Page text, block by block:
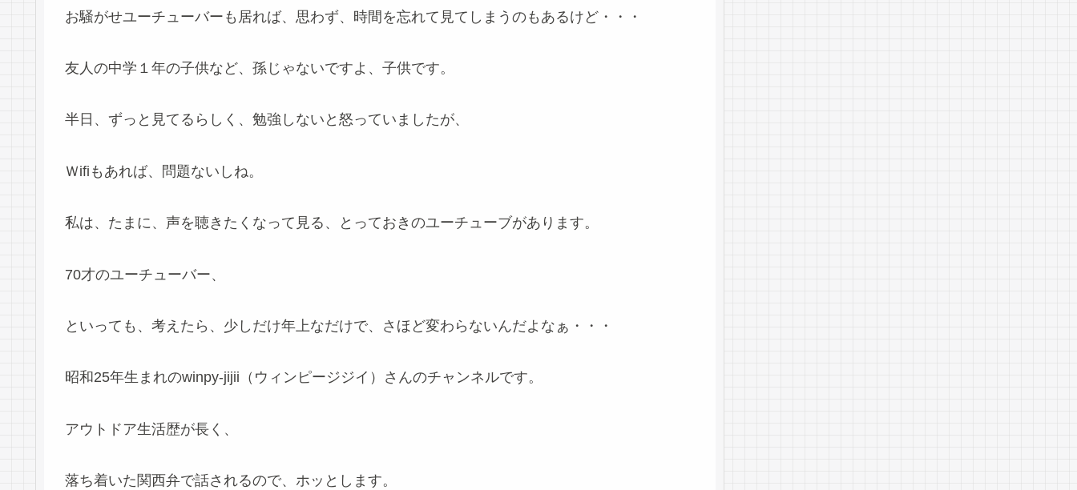
お騒がせユーチューバーも居れば、思わず、時間を忘れて見てしまうのもあるけど・・・
友人の中学１年の子供など、孫じゃないですよ、子供です。
半日、ずっと見てるらしく、勉強しないと怒っていましたが、
Ｗifiもあれば、問題ないしね。
私は、たまに、声を聴きたくなって見る、とっておきのユーチューブがあります。
70才のユーチューバー、
といっても、考えたら、少しだけ年上なだけで、さほど変わらないんだよなぁ・・・
昭和25年生まれのwinpy-jijii（ウィンピージジイ）さんのチャンネルです。
アウトドア生活歴が長く、
落ち着いた関西弁で話されるので、ホッとします。